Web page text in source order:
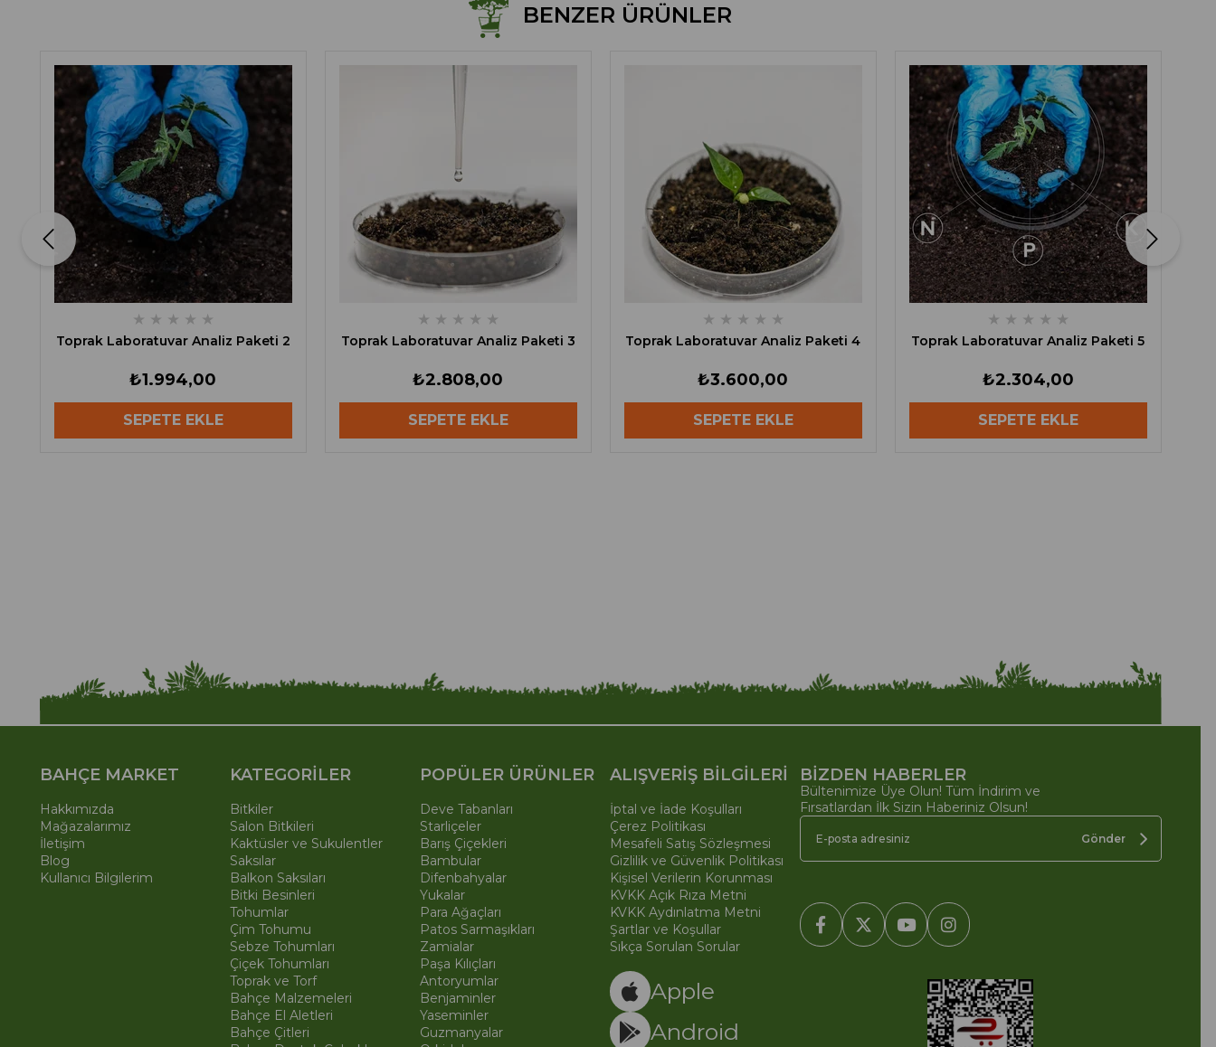
BENZER ÜRÜNLER
★ ★ ★ ★ ★
Toprak Laboratuvar Analiz Paketi 2
₺1.994,00
SEPETE EKLE
★ ★ ★ ★ ★
Toprak Laboratuvar Analiz Paketi 3
₺2.808,00
SEPETE EKLE
★ ★ ★ ★ ★
Toprak Laboratuvar Analiz Paketi 4
₺3.600,00
SEPETE EKLE
★ ★ ★ ★ ★
Toprak Laboratuvar Analiz Paketi 5
₺2.304,00
SEPETE EKLE
BAHÇE MARKET
Hakkımızda
Mağazalarımız
İletişim
Blog
Kullanıcı Bilgilerim
KATEGORİLER
Bitkiler
Salon Bitkileri
Kaktüsler ve Sukulentler
Saksılar
Balkon Saksıları
Bitki Besinleri
Tohumlar
Çim Tohumu
Sebze Tohumları
Çiçek Tohumları
Toprak ve Torf
Bahçe Malzemeleri
Bahçe El Aletleri
Bahçe Çitleri
POPÜLER ÜRÜNLER
Deve Tabanları
Starliçeler
Barış Çiçekleri
Bambular
Difenbahyalar
Yukalar
Para Ağaçları
Patos Sarmaşıkları
Zamialar
Paşa Kılıçları
Antoryumlar
Benjaminler
Yaseminler
Guzmanyalar
ALIŞVERİŞ BİLGİLERİ
İptal ve İade Koşulları
Çerez Politikası
Mesafeli Satış Sözleşmesi
Gizlilik ve Güvenlik Politikası
Kişisel Verilerin Korunması
KVKK Açık Rıza Metni
KVKK Aydınlatma Metni
Şartlar ve Koşullar
Sıkça Sorulan Sorular
Apple
Android
BİZDEN HABERLER
Bültenimize Üye Olun! Tüm İndirim ve
Fırsatlardan İlk Sizin Haberiniz Olsun!
Gönder